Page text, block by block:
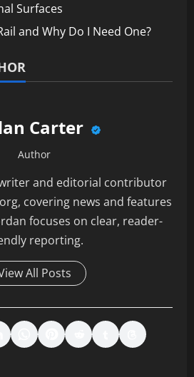
Surfaces
and Why Do I Need One?
Carter
Author
and editorial contributor
covering news and features
focuses on clear, reader-
reporting.
All Posts